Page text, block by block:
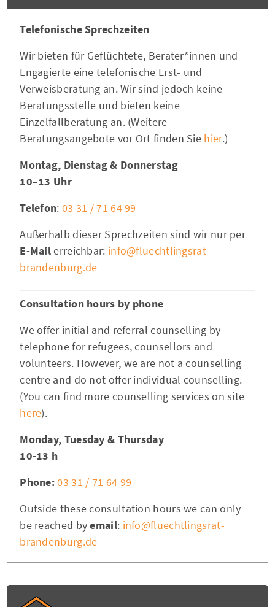
Telefonische Sprechzeiten
Wir bieten für Geflüchtete, Berater*innen und
Engagierte eine telefonische Erst- und
Verweisberatung an. Wir sind jedoch keine
Beratungsstelle und bieten keine
Einzelfallberatung an. (Weitere
Beratungsangebote vor Ort finden Sie hier.)
Montag, Dienstag & Donnerstag
10–13 Uhr
Telefon: 03 31 / 71 64 99
Außerhalb dieser Sprechzeiten sind wir nur per
E-Mailerreichbar: info@fluechtlingsrat-
brandenburg.de
Consultation hours by phone
We offer initial and referral counselling by
telephone for refugees, counsellors and
volunteers. However, we are not a counselling
centre and do not offer individual counselling.
(You can find more counselling services on site
here).
Monday, Tuesday & Thursday
10-13 h
Phone:03 31 / 71 64 99
Outside these consultation hours we can only
be reached byemail: info@fluechtlingsrat-
brandenburg.de